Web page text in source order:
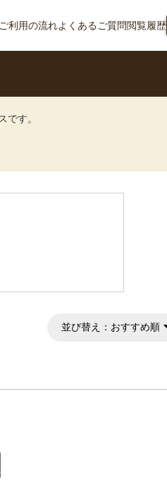
ご利用の流れよくあるご質問閲覧履歴
です。
並び替え： おすすめ順